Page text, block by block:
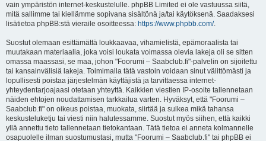
vain ympäristön internet-keskustelulle. phpBB Limited ei ole vastuussa siitä,
mitä sallimme tai kiellämme sopivana sisältönä ja/tai käytöksenä. Saadaksesi
lisätietoa phpBB:stä vieraile osoitteessa: https://www.phpbb.com/.
Suostut olemaan esittämättä loukkaavaa, vihamielistä, epämoraalista tai
muutakaan materiaalia, joka voisi loukata voimassa olevia lakeja oli se sitten
omassa maassasi, se maa, johon "Foorumi – Saabclub.fi"-palvelin on sijoitettu
tai kansainvälisiä lakeja. Toimimalla tätä vastoin voidaan sinut välittömästi ja
lopullisesti poistaa järjestelmän käyttäjistä ja tarvittaessa internet-
yhteydentarjoajaasi otetaan yhteyttä. Kaikkien viestien IP-osoite tallennetaan
näiden ehtojen noudattamisen tarkkailua varten. Hyväksyt, että "Foorumi –
Saabclub.fi" on oikeus poistaa, muokata, siirtää ja sulkea mikä tahansa
keskusteluketju tai viesti niin halutessamme. Suostut myös siihen, että kaikki
yllä annettu tieto tallennetaan tietokantaan. Tätä tietoa ei anneta kolmannelle
osapuolelle ilman suostumustasi, mutta "Foorumi – Saabclub.fi" tai phpBB ei